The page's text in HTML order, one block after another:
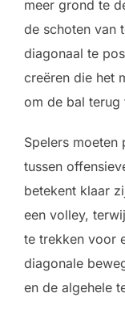
meer grond te
de schoten van
diagonaal te
creëren die het
om de bal terug
Spelers moeten
tussen
betekent klaar
een volley,
te trekken voor
diagonale
en de algehele